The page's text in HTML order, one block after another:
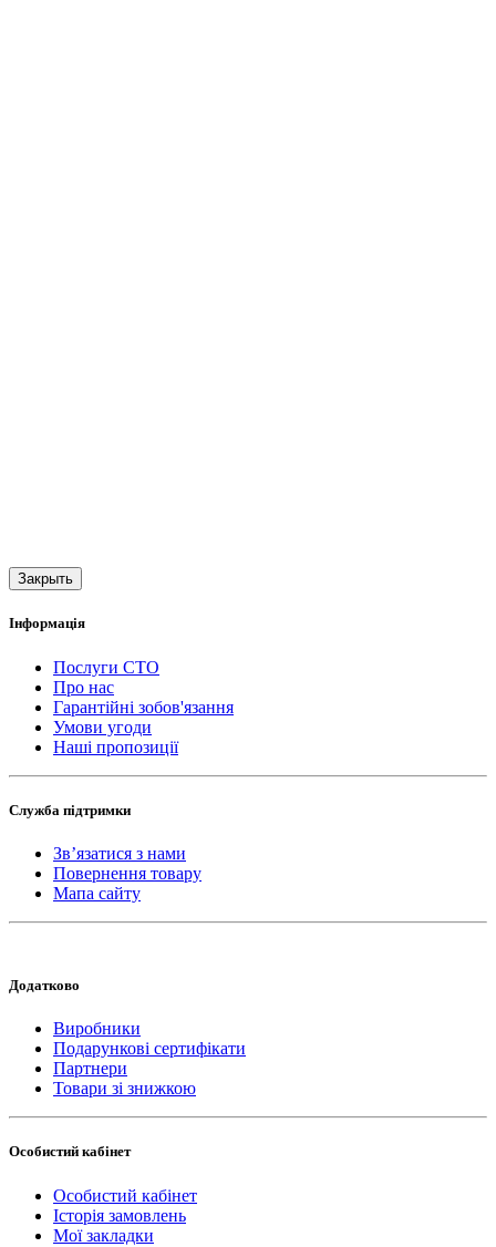
Закрыть
Інформація
Послуги СТО
Про нас
Гарантійні зобов'язання
Умови угоди
Наші пропозиції
Служба підтримки
Зв’язатися з нами
Повернення товару
Мапа сайту
Додатково
Виробники
Подарункові сертифікати
Партнери
Товари зі знижкою
Особистий кабінет
Особистий кабінет
Історія замовлень
Мої закладки